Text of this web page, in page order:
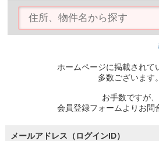
物件を探す
購入TOP
条件から探す
住宅ローン控除シミュレータホームページに掲載されて
多数ございます。
お手数ですが、
会員登録フォームよりお問
メールアドレス（ログインID）